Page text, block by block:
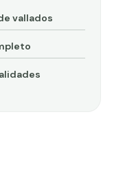
vallados